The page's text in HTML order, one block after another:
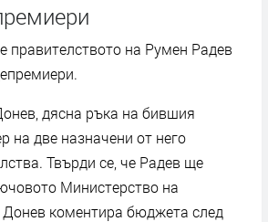
правителството на Румен Радев
дясна ръка на бившия
на две назначени от него
Твърди се, че Радев ще
Министерство на
коментира бюджета след